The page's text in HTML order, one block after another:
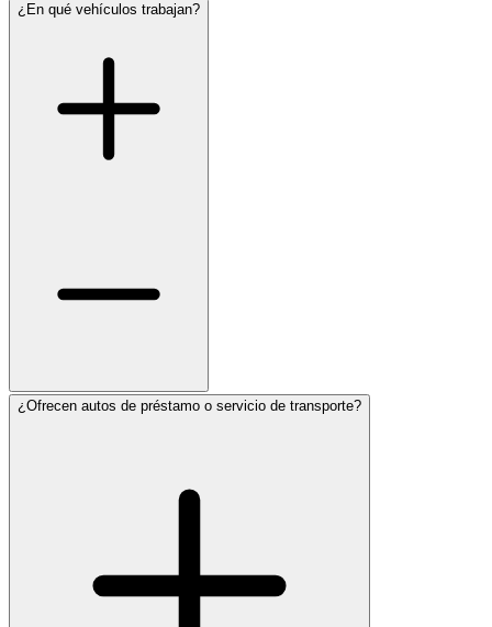
¿En qué vehículos trabajan?
¿Ofrecen autos de préstamo o servicio de transporte?